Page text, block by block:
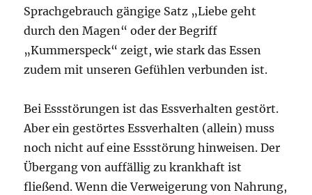
Sprachgebrauch gängige Satz „Liebe geht
durch den Magen“ oder der Begriff
„Kummerspeck“ zeigt, wie stark das Essen
zudem mit unseren Gefühlen verbunden ist.
Bei Essstörungen ist das Essverhalten gestört.
Aber ein gestörtes Essverhalten (allein) muss
noch nicht auf eine Essstörung hinweisen. Der
Übergang von auffällig zu krankhaft ist
fließend. Wenn die Verweigerung von Nahrung,